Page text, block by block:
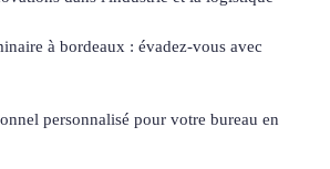
à bordeaux : évadez-vous avec
personnalisé pour votre bureau en